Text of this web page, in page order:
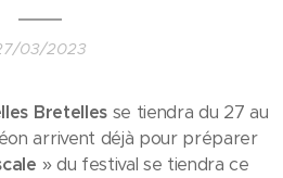
03/2023
Bretellesse tiendra du 27 au
arrivent déjà pour préparer
» du festival se tiendra ce